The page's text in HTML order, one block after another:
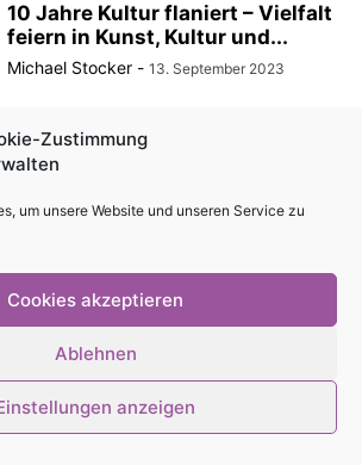
Zustimmung
um unsere Website und unseren Service zu
Cookies akzeptieren
Ablehnen
anzeigen
10 Jahre Kultur flaniert – Vielfalt
feiern in Kunst, Kultur und...
Michael Stocker - 13. September 2023
tam.tam 2026